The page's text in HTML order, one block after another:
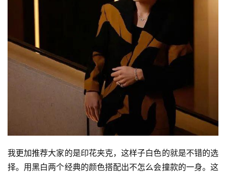
我更加推荐大家的是印花夹克，这样子白色的就是不错的选
择。用黑白两个经典的颜色搭配出不怎么会撞款的一身。这